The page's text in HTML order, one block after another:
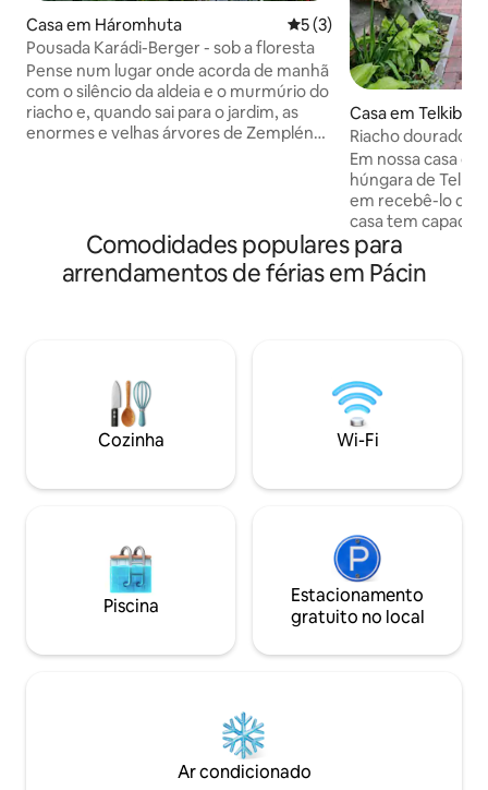
Casa em Háromhuta Classificação média de 5
5 (3)
Pousada Karádi-Berger - sob a floresta
Pense num lugar onde acorda de manhã
com o silêncio da aldeia e o murmúrio do
riacho e, quando sai para o jardim, as
enormes e velhas árvores de Zemplén
onde a tranquilidade do século passado
se encontra com o conforto moderno.
Gostaríamos que o descanso
Dolce Gusto para começar a manhã!
Casa em
Riacho dourado
Em nossa casa
húngara de
em recebê-lo
casa tem
casa é composta
cozinha, três
lado da casa há
uma cidade
opções para
descobrir os
área mais ampla.
Comodidades populares para
arrendamentos de férias em Pácin
Cozinha Wi-Fi
Piscina
Estacionamento
gratuito no local
Ar condicionado